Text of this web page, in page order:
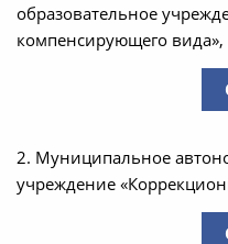
образовательное
компенсирующего вида»,
2. Муниципальное
учреждение